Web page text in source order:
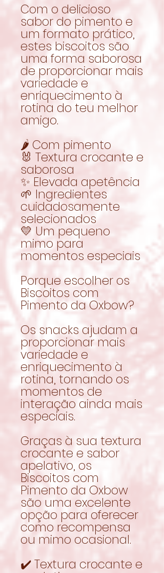
Com o delicioso
sabor do pimento e
um formato prático,
estes biscoitos são
uma forma saborosa
de proporcionar mais
variedade e
enriquecimento à
rotina do teu melhor
amigo.
🌶️ Com pimento
🐰 Textura crocante e
saborosa
✨ Elevada apetência
🌱 Ingredientes
cuidadosamente
selecionados
💛 Um pequeno
mimo para
momentos especiais
Porque escolher os
Biscoitos com
Pimento da Oxbow?
Os snacks ajudam a
proporcionar mais
variedade e
enriquecimento à
rotina, tornando os
momentos de
interação ainda mais
especiais.
Graças à sua textura
crocante e sabor
apelativo, os
Biscoitos com
Pimento da Oxbow
são uma excelente
opção para oferecer
como recompensa
ou mimo ocasional.
✔️ Textura crocante e